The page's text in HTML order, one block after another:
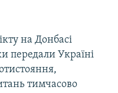
на Донбасі
передали Україні
тимчасово